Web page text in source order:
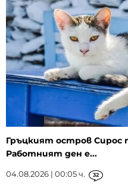
Гръцкият остров Сирос
Работният ден е...
04.08.2026 | 00:05 ч. 32